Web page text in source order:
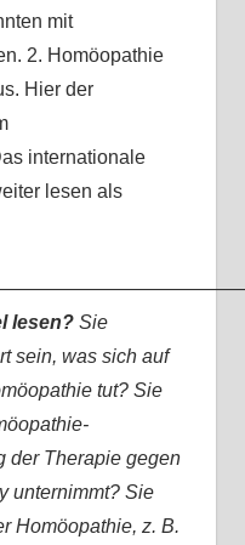
mit
2. Homöopathie
Hier der
internationale
lesen als
lesen? Sie
sein, was sich auf
tut? Sie
der Therapie gegen
unternimmt? Sie
Homöopathie, z. B.